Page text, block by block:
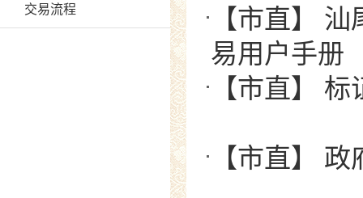
交易流程
【市直】
易用户手册
【市直】
【市直】